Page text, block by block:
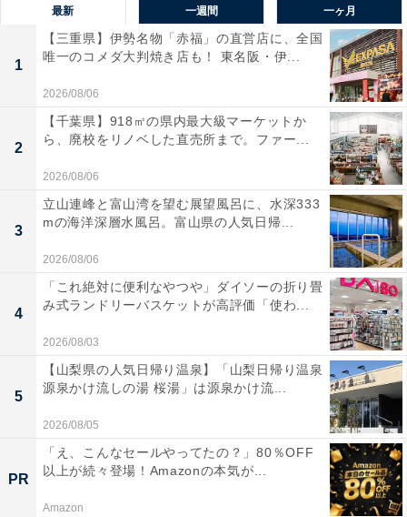
最新 一週間 一ヶ月
1
【三重県】伊勢名物「赤福」の直営店に、全国
唯一のコメダ大判焼き店も！ 東名阪・伊...
2026/08/06
2
【千葉県】918㎡の県内最大級マーケットか
ら、廃校をリノベした直売所まで。ファー...
2026/08/06
3
立山連峰と富山湾を望む展望風呂に、水深333
mの海洋深層水風呂。富山県の人気日帰...
2026/08/06
4
「これ絶対に便利なやつや」ダイソーの折り畳
み式ランドリーバスケットが高評価「使わ...
2026/08/03
5
【山梨県の人気日帰り温泉】「山梨日帰り温泉
源泉かけ流しの湯 桜湯」は源泉かけ流...
2026/08/05
PR
「え、こんなセールやってたの？」80％OFF
以上が続々登場！Amazonの本気が...
Amazon